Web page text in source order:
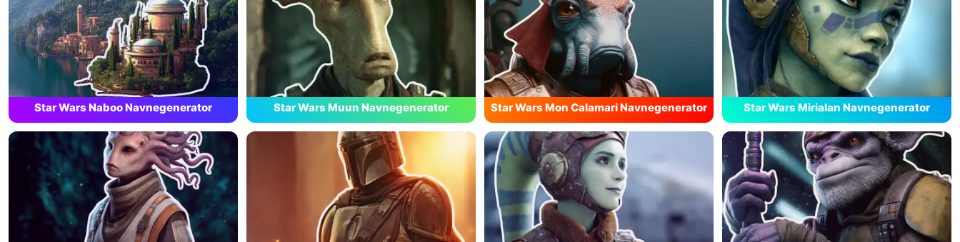
Star Wars Naboo Navnegenerator Star Wars Muun Navnegenerator Star Wars Mon Calamari Navnegenerator Star Wars Mirialan Navnegenerator